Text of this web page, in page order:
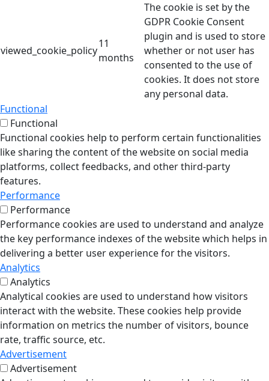
viewed_cookie_policy
11
months
The cookie is set by the
GDPR Cookie Consent
plugin and is used to store
whether or not user has
consented to the use of
cookies. It does not store
any personal data.
Functional
Functional
Functional cookies help to perform certain functionalities
like sharing the content of the website on social media
platforms, collect feedbacks, and other third-party
features.
Performance
Performance
Performance cookies are used to understand and analyze
the key performance indexes of the website which helps in
delivering a better user experience for the visitors.
Analytics
Analytics
Analytical cookies are used to understand how visitors
interact with the website. These cookies help provide
information on metrics the number of visitors, bounce
rate, traffic source, etc.
Advertisement
Advertisement